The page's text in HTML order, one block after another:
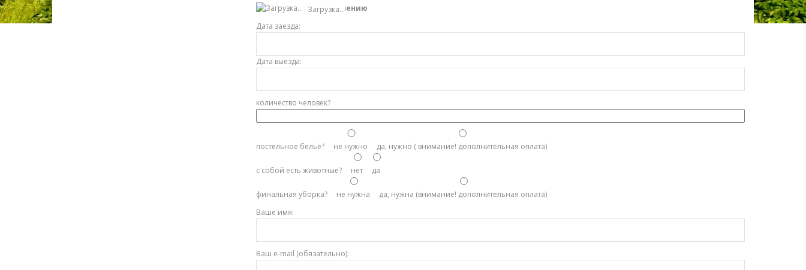
Загрузка…
Обязательно к заполнению
Дата заезда:
Дата выезда:
количество человек?
постельное бельё? не нужно да, нужно ( внимание! дополнительная оплата)
с собой есть животные? нет да
финальная уборка? не нужна
да, нужна (внимание! дополнительная оплата)
Ваше имя:
Ваш e-mail (обязательно):